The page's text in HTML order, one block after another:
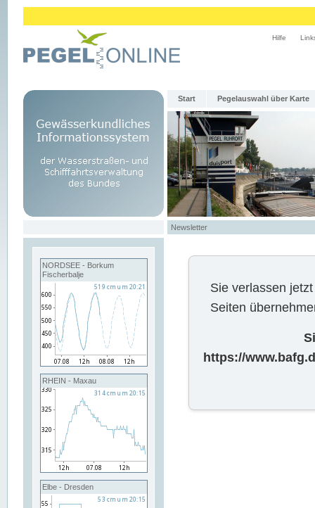
Hilfe
Start Pegelauswahl über Karte
Newsletter
NORDSEE - Borkum
Fischerbalje
RHEIN - Maxau
Elbe - Dresden
Sie verlassen
Seiten
https://